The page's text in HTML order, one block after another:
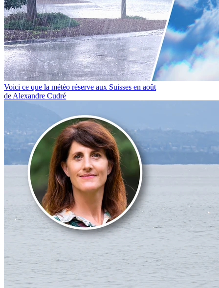
Voici ce que la météo réserve aux Suisses en août
de Alexandre Cudré